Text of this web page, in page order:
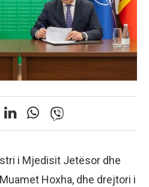
i Mjedisit Jetësor dhe
Hoxha, dhe drejtori i